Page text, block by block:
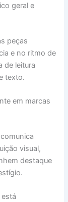
geral e
peças
e no ritmo de
de leitura
texto.
em marcas
visual,
destaque